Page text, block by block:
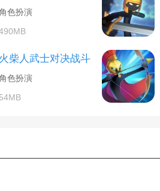
色扮演
火柴人武士对决战斗
色扮演
54MB